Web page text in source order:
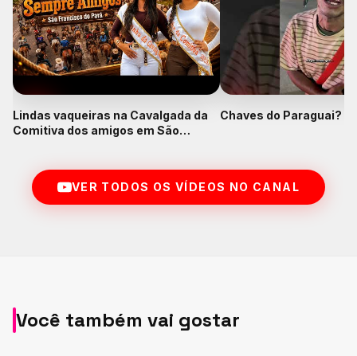
Lindas vaqueiras na Cavalgada da
Comitiva dos amigos em São
Chaves do Paraguai?
VER TODOS OS VÍDEOS NO CANAL
Você também vai gostar